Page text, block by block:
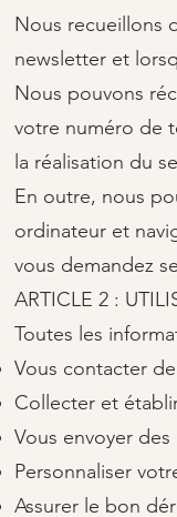
Nous recueillons
newsletter et
Nous pouvons
votre numéro de
la réalisation du
En outre, nous
ordinateur et
vous demandez
ARTICLE 2 :
Toutes les
Vous contacter
Collecter et
Vous envoyer
Personnaliser
Assurer le bon